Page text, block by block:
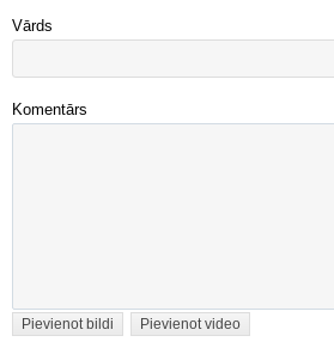
Vārds
Komentārs
Pievienot bildi Pievienot video